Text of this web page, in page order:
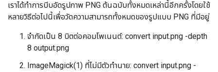
เราได้ทำการบีบอัดรูปภาพ PNG ต้นฉบับทั้งหมดเหล่านี้อีกครั้งโดยใช้
หลายวิธีต่อไปนี้เพื่อวัดความสามารถทั้งหมดของรูปแบบ PNG ที่มีอยู่
จำกัดเป็น 8 บิตต่อคอมโพเนนต์: convert input.png -depth
8 output.png
ImageMagick(1) ที่ไม่มีตัวทำนาย: convert input.png -